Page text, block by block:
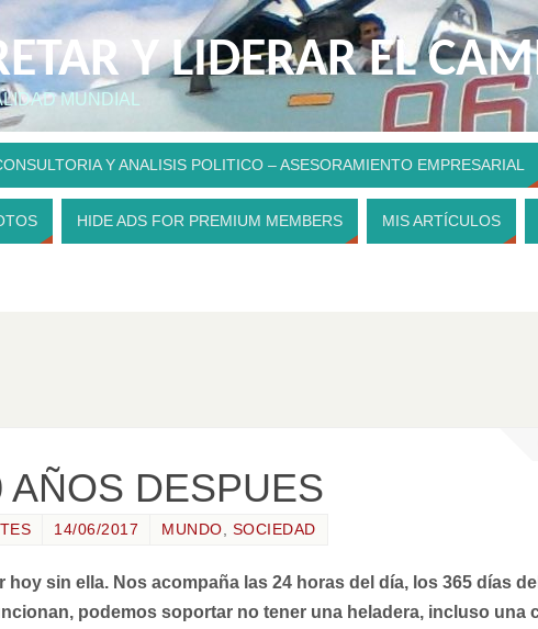
Y LIDERAR EL
MUNDIAL
Y ANALISIS POLITICO – ASESORAMIENTO EMPRESARIAL
HIDE ADS FOR PREMIUM MEMBERS MIS ARTÍCULOS
AÑOS DESPUES
14/06/2017 MUNDO, SOCIEDAD
hoy sin ella. Nos acompaña las 24 horas del día, los 365 días
podemos soportar no tener una heladera, incluso una